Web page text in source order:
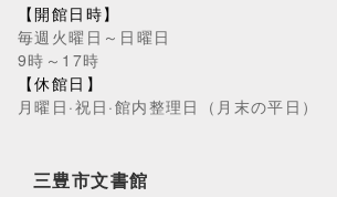
【開館日時】
毎週火曜日～日曜日
9時～17時
【休館日】
月曜日·祝日·館内整理日（月末の平日）
三豊市文書館